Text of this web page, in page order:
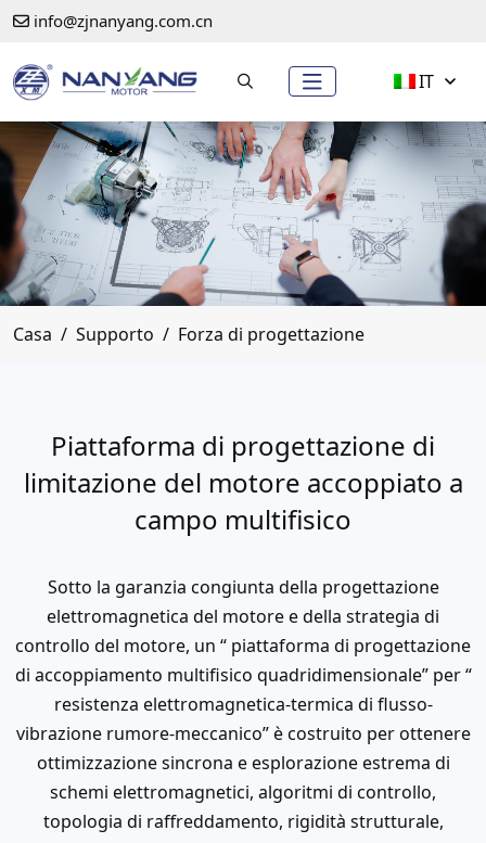
info@zjnanyang.com.cn
IT
Casa Supporto Forza di progettazione
Piattaforma di progettazione di
limitazione del motore accoppiato a
campo multifisico
Sotto la garanzia congiunta della progettazione
elettromagnetica del motore e della strategia di
controllo del motore, un “ piattaforma di progettazione
di accoppiamento multifisico quadridimensionale” per “
resistenza elettromagnetica-termica di flusso-
vibrazione rumore-meccanico” è costruito per ottenere
ottimizzazione sincrona e esplorazione estrema di
schemi elettromagnetici, algoritmi di controllo,
topologia di raffreddamento, rigidità strutturale,